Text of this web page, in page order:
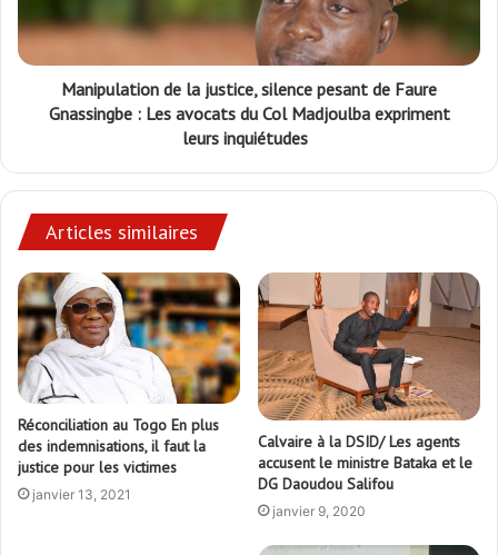
Manipulation de la justice, silence pesant de Faure
Gnassingbe : Les avocats du Col Madjoulba expriment
leurs inquiétudes
Articles similaires
Réconciliation au Togo En plus
des indemnisations, il faut la
justice pour les victimes
janvier 13, 2021
Calvaire à la DSID/ Les agents
accusent le ministre Bataka et le
DG Daoudou Salifou
janvier 9, 2020